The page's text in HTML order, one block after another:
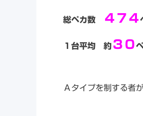
総ペカ数 ４７４
１台平均約３０
Ａタイプを制する者